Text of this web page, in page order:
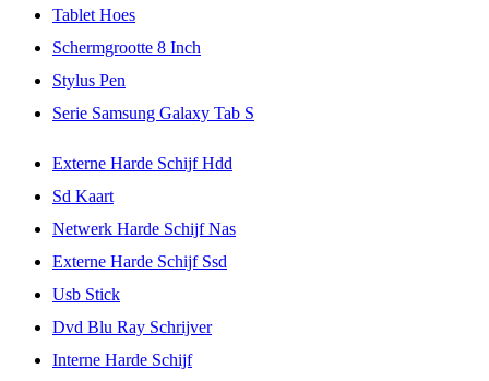
Tablet Hoes
Schermgrootte 8 Inch
Stylus Pen
Serie Samsung Galaxy Tab S
Externe Harde Schijf Hdd
Sd Kaart
Netwerk Harde Schijf Nas
Externe Harde Schijf Ssd
Usb Stick
Dvd Blu Ray Schrijver
Interne Harde Schijf